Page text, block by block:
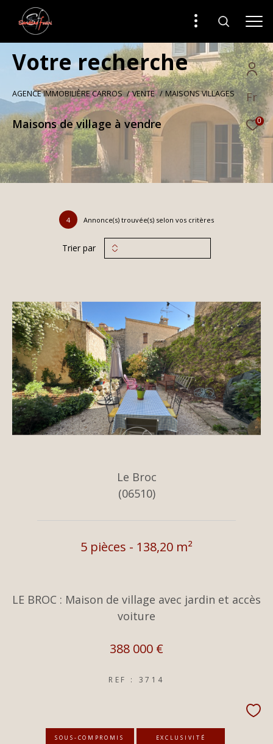
Fr
0
Votre recherche
AGENCE IMMOBILIÈRE CARROS VENTE MAISONS VILLAGES
Maisons de village à vendre
4 Annonce(s) trouvée(s) selon vos critères
Trier par
Le Broc
(06510)
5 pièces - 138,20 m²
LE BROC : Maison de village avec jardin et accès
voiture
388 000 €
REF : 3714
SOUS-COMPROMIS EXCLUSIVITÉ